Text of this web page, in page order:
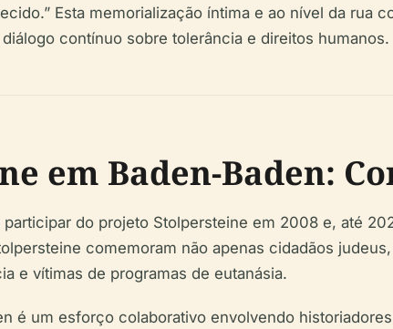
Esta memorialização íntima e ao nível da rua
contínuo sobre tolerância e direitos humanos.
em Baden-Baden:
do projeto Stolpersteine em 2008 e, até
comemoram não apenas cidadãos
e vítimas de programas de eutanásia.
é um esforço colaborativo envolvendo